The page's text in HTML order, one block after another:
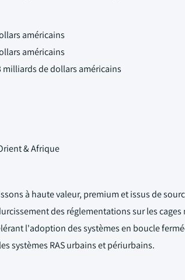
américains
américains
milliards de dollars américains
& Afrique
à haute valeur, premium et issus de
des réglementations sur les cages
l'adoption des systèmes en boucle
systèmes RAS urbains et périurbains.